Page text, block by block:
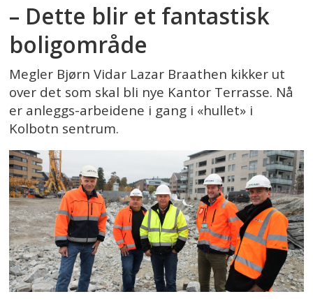
– Dette blir et fantastisk
boligområde
Megler Bjørn Vidar Lazar Braathen kikker ut
over det som skal bli nye Kantor Terrasse. Nå
er anleggs-arbeidene i gang i «hullet» i
Kolbotn sentrum.